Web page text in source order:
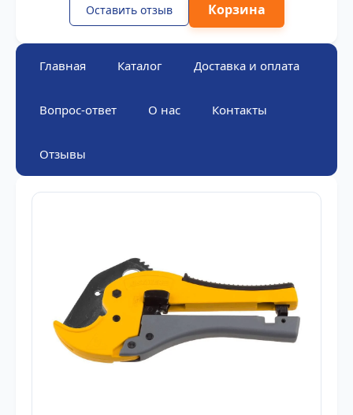
Оставить отзыв Корзина
Главная Каталог Доставка и оплата
Вопрос-ответ О нас Контакты
Отзывы